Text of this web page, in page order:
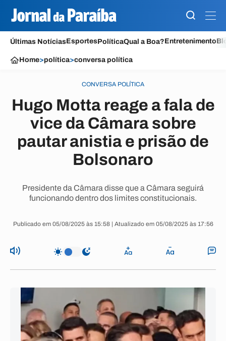
Últimas NotíciasEsportesPolíticaQual a Boa?Entretenimento
Home>política>conversa política
CONVERSA POLÍTICA
Hugo Motta reage a fala de
vice da Câmara sobre
pautar anistia e prisão de
Bolsonaro
Presidente da Câmara disse que a Câmara seguirá
funcionando dentro dos limites constitucionais.
Publicado em 05/08/2025 às 15:58 | Atualizado em 05/08/2025 às 17:56